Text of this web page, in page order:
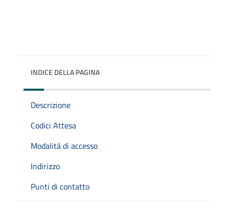
INDICE DELLA PAGINA
Descrizione
Codici Attesa
Modalità di accesso
Indirizzo
Punti di contatto